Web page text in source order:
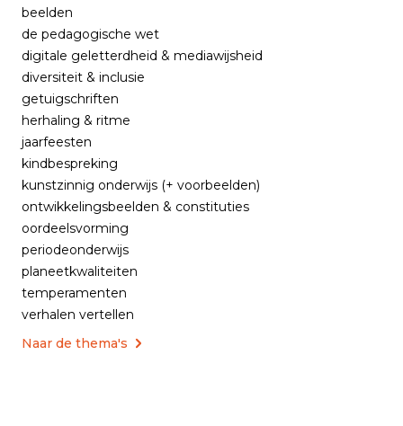
beelden
de pedagogische wet
digitale geletterdheid & mediawijsheid
diversiteit & inclusie
getuigschriften
herhaling & ritme
jaarfeesten
kindbespreking
kunstzinnig onderwijs (+ voorbeelden)
ontwikkelingsbeelden & constituties
oordeelsvorming
periodeonderwijs
planeetkwaliteiten
temperamenten
verhalen vertellen
Naar de thema's